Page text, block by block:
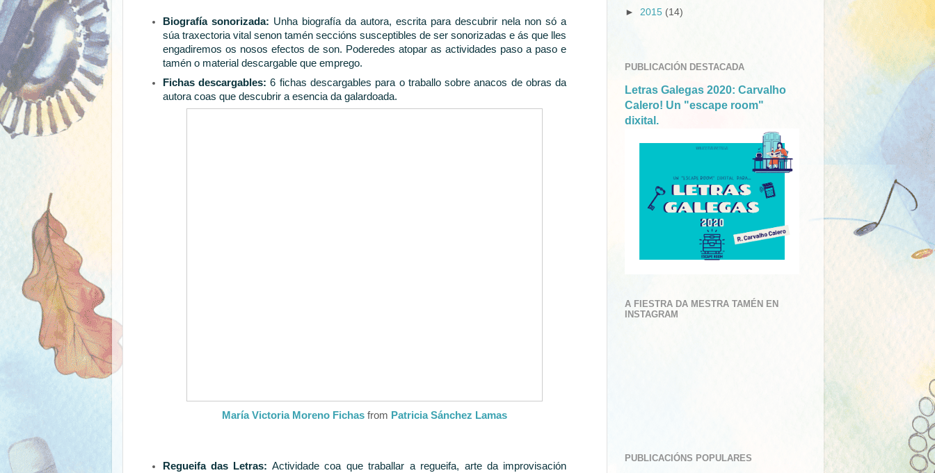
Biografía sonorizada: Unha biografía da autora, escrita para descubrir nela non só a
súa traxectoria vital senon tamén seccións susceptibles de ser sonorizadas e ás que lles
engadiremos os nosos efectos de son. Poderedes atopar as actividades paso a paso e
tamén o material descargable que emprego.
Fichas descargables: 6 fichas descargables para o traballo sobre anacos de obras da
autora coas que descubrir a esencia da galardoada.
María Victoria Moreno Fichas from Patricia Sánchez Lamas
Regueifa das Letras: Actividade coa que traballar a regueifa, arte da improvisación
► 2015 (14)
PUBLICACIÓN DESTACADA
Letras Galegas 2020: Carvalho
Calero! Un "escape room"
dixital.
A FIESTRA DA MESTRA TAMÉN EN
INSTAGRAM
PUBLICACIÓNS POPULARES